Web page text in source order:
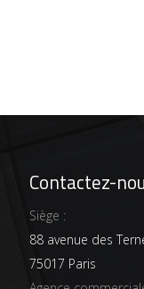
Contactez-
Siège :
88 avenue des
75017 Paris